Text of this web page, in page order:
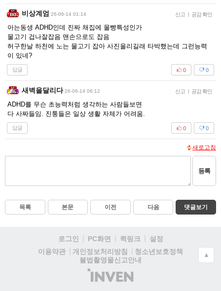
비상계엄 26-06-14 01:14 신고 | 공감 확인
아는동생 ADHD인데 진짜 채집에 몰빵특성인가
물고기 겁나잘잡음 맨손으로도 잡음
허구한날 하천에 노는 물고기 잡아 사진올리길래 타박했는데 그런능력
이 있네?
답글 0
0
새벽을달리다 26-06-14 06:12 신고 | 공감 확인
ADHD를 무슨 초능력처럼 생각하는 사람들보면
다 사짜들임. 진퉁들은 일상 생활 자체가 어려움.
답글 0
0
새로고침
등록
목록 본문 이전 다음 댓글보기
로그인 PC화면 퀵링크
설정
이용약관
개인정보처리방침
청소년보호정책
불법촬영물신고안내
(주)
인
▲